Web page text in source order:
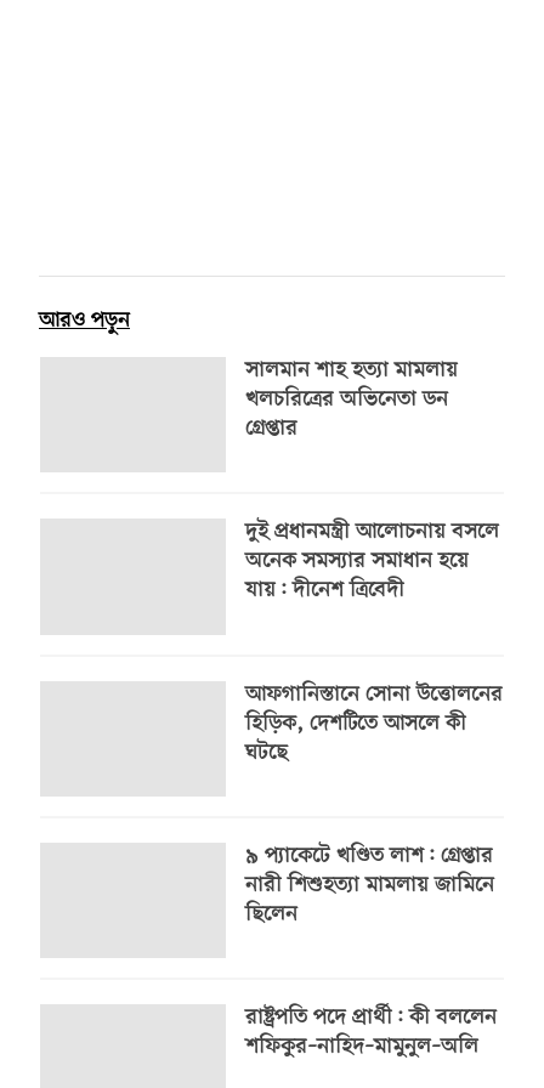
আরও পড়ুন
সালমান শাহ হত্যা মামলায়
খলচরিত্রের অভিনেতা ডন
গ্রেপ্তার
দুই প্রধানমন্ত্রী আলোচনায় বসলে
অনেক সমস্যার সমাধান হয়ে
যায়: দীনেশ ত্রিবেদী
আফগানিস্তানে সোনা উত্তোলনের
হিড়িক, দেশটিতে আসলে কী
ঘটছে
৯ প্যাকেটে খণ্ডিত লাশ: গ্রেপ্তার
নারী শিশুহত্যা মামলায় জামিনে
ছিলেন
রাষ্ট্রপতি পদে প্রার্থী: কী বললেন
শফিকুর–নাহিদ–মামুনুল–অলি